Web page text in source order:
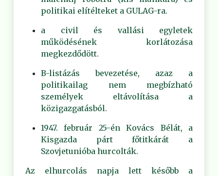
politikai elítélteket a GULAG-ra.
a civil és vallási egyletek
működésének korlátozása
megkezdődött.
B-listázás bevezetése, azaz a
politikailag nem megbízható
személyek eltávolítása a
közigazgatásból.
1947. február 25-én Kovács Bélát, a
Kisgazda párt főtitkárát a
Szovjetunióba hurcolták.
Az elhurcolás napja lett később a